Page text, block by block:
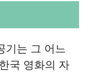
기는 그 어느
국 영화의 자